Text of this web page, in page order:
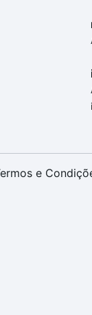
e